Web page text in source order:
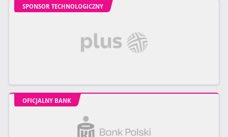
SPONSOR TECHNOLOGICZNY
OFICJALNY BANK